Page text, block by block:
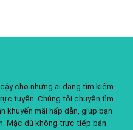
cho những ai đang tìm kiếm
tuyến. Chúng tôi chuyên tìm
khuyến mãi hấp dẫn, giúp bạn
Mặc dù không trực tiếp bán